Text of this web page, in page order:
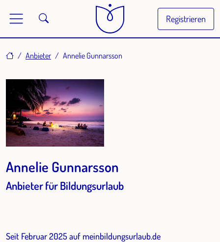
Registrieren
HomeAnbieter Annelie Gunnarsson
Annelie Gunnarsson
Anbieter für Bildungsurlaub
Seit Februar 2025 auf meinbildungsurlaub.de